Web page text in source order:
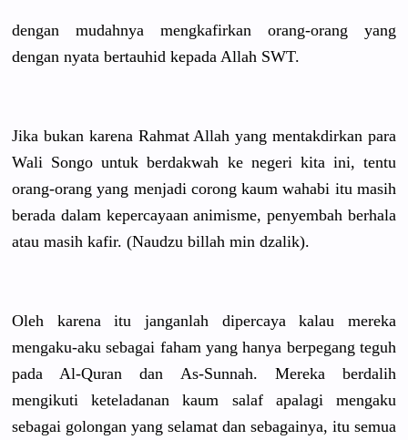
dengan mudahnya mengkafirkan orang-orang yang
dengan nyata bertauhid kepada Allah SWT.
Jika bukan karena Rahmat Allah yang mentakdirkan para
Wali Songo untuk berdakwah ke negeri kita ini, tentu
orang-orang yang menjadi corong kaum wahabi itu masih
berada dalam kepercayaan animisme, penyembah berhala
atau masih kafir. (Naudzu billah min dzalik).
Oleh karena itu janganlah dipercaya kalau mereka
mengaku-aku sebagai faham yang hanya berpegang teguh
pada Al-Quran dan As-Sunnah. Mereka berdalih
mengikuti keteladanan kaum salaf apalagi mengaku
sebagai golongan yang selamat dan sebagainya, itu semua